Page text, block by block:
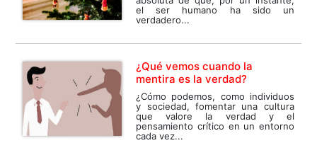
el ser humano ha sido un
verdadero...
¿Qué vemos cuando la
mentira es la verdad?
¿Cómo podemos, como individuos
y sociedad, fomentar una cultura
que valore la verdad y el
pensamiento crítico en un entorno
cada vez...